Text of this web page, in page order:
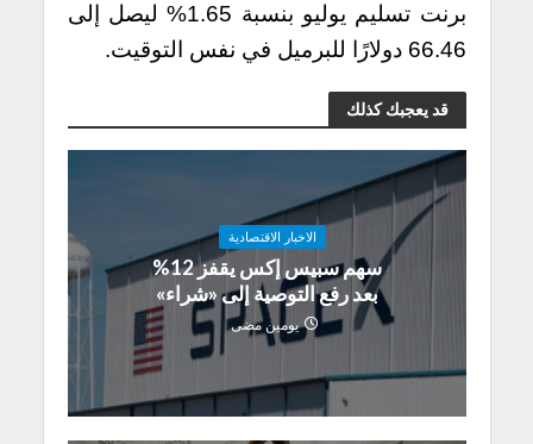
برنت تسليم يوليو بنسبة 1.65% ليصل إلى
66.46 دولارًا للبرميل في نفس التوقيت.
قد يعجبك كذلك
الاخبار الاقتصادية
سهم سبيس إكس يقفز 12%
بعد رفع التوصية إلى «شراء»
يومين مضى